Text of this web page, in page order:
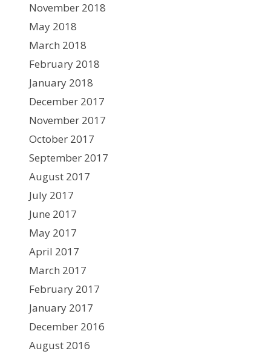
November 2018
May 2018
March 2018
February 2018
January 2018
December 2017
November 2017
October 2017
September 2017
August 2017
July 2017
June 2017
May 2017
April 2017
March 2017
February 2017
January 2017
December 2016
August 2016